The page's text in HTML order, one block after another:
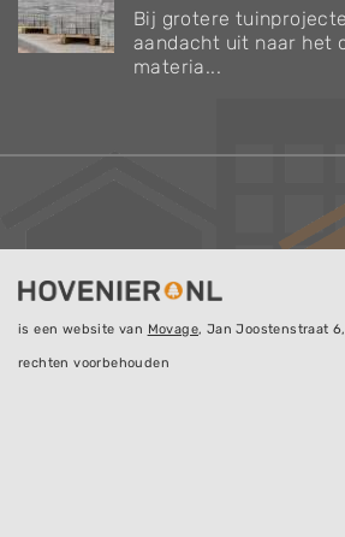
Bij grotere
aandacht uit naar het
materia...
is een website van Movage, Jan Joostenstraat 6,
rechten voorbehouden